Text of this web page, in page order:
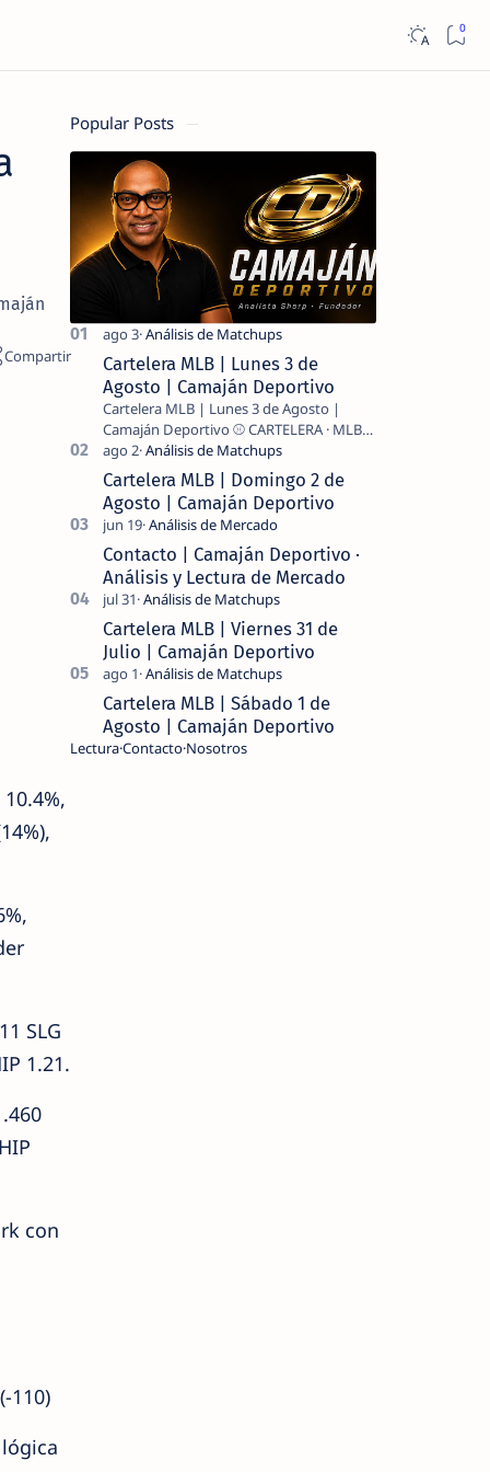
SLG
1.21.
con
110)
Popular Posts
Cartelera MLB | Lunes 3 de
Agosto | Camaján Deportivo
Cartelera MLB | Lunes 3 de Agosto |
Camaján Deportivo ⚾ CARTELERA · MLB
Cartelera MLB | Domingo 2 de
Agosto | Camaján Deportivo
Contacto | Camaján Deportivo ·
Análisis y Lectura de Mercado
Cartelera MLB | Viernes 31 de
Julio | Camaján Deportivo
Cartelera MLB | Sábado 1 de
Agosto | Camaján Deportivo
LecturaContactoNosotros